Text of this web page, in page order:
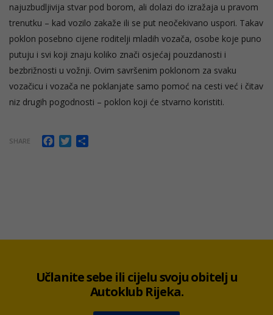
najuzbudljivija stvar pod borom, ali dolazi do izražaja u pravom
trenutku – kad vozilo zakaže ili se put neočekivano uspori. Takav
poklon posebno cijene roditelji mladih vozača, osobe koje puno
putuju i svi koji znaju koliko znači osjećaj pouzdanosti i
bezbrižnosti u vožnji. Ovim savršenim poklonom za svaku
vozačicu i vozača ne poklanjate samo pomoć na cesti već i čitav
niz drugih pogodnosti – poklon koji će stvarno koristiti.
SHARE Facebook
Twitter
Učlanite sebe ili cijelu svoju obitelj u
Autoklub Rijeka.